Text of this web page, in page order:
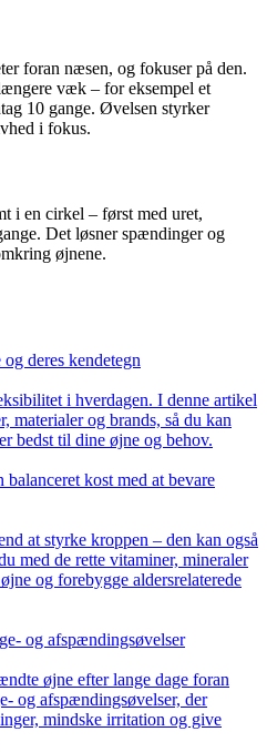
foran næsen, og fokuser på den.
væk – for eksempel et
10 gange. Øvelsen styrker
i fokus.
i en cirkel – først med uret,
Det løsner spændinger og
øjnene.
deres kendetegn
i hverdagen. I denne artikel
materialer og brands, så du kan
bedst til dine øjne og behov.
kost med at bevare
at styrke kroppen – den kan også
med de rette vitaminer, mineraler
og forebygge aldersrelaterede
og afspændingsøvelser
øjne efter lange dage foran
og afspændingsøvelser, der
mindske irritation og give